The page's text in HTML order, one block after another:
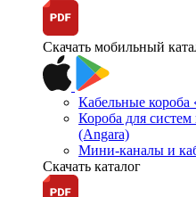
Скачать мобильный
Кабельные короба
Короба для
(Angara)
Мини-каналы и
Скачать каталог